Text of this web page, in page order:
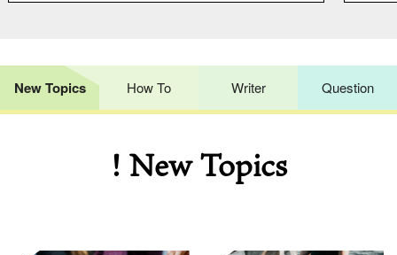
New Topics How To Writer Question
! New Topics